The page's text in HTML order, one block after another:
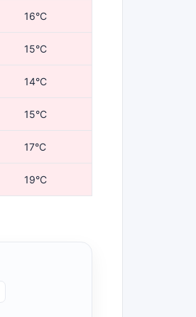
16°C
15°C
14°C
15°C
17°C
19°C